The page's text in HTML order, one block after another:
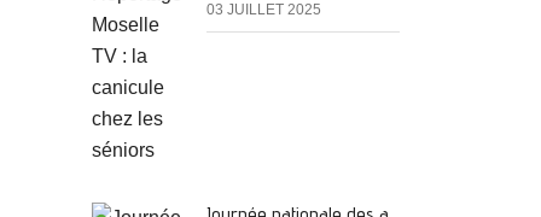
03 JUILLET 2025